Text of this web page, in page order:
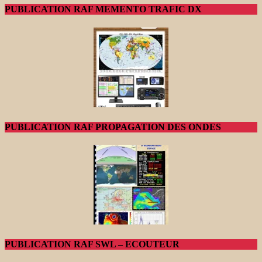
PUBLICATION RAF MEMENTO TRAFIC DX
PUBLICATION RAF PROPAGATION DES ONDES
PUBLICATION RAF SWL – ECOUTEUR